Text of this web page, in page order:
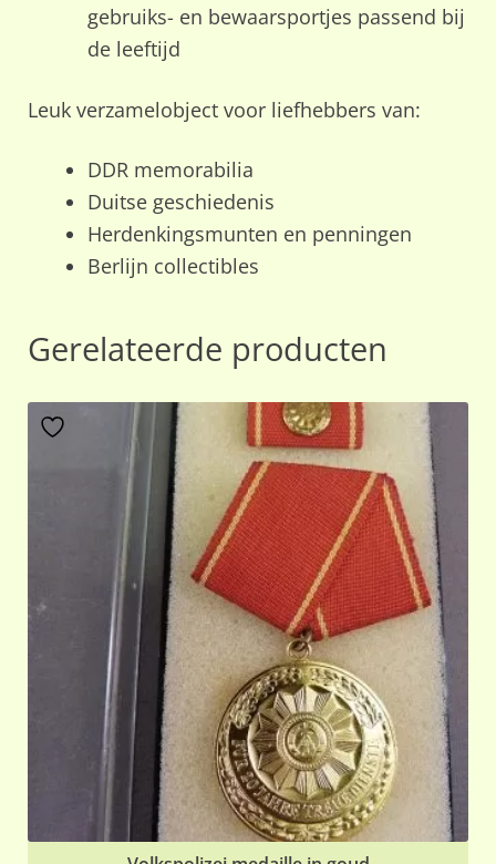
gebruiks- en bewaarsportjes passend bij
de leeftijd
Leuk verzamelobject voor liefhebbers van:
DDR memorabilia
Duitse geschiedenis
Herdenkingsmunten en penningen
Berlijn collectibles
Gerelateerde producten